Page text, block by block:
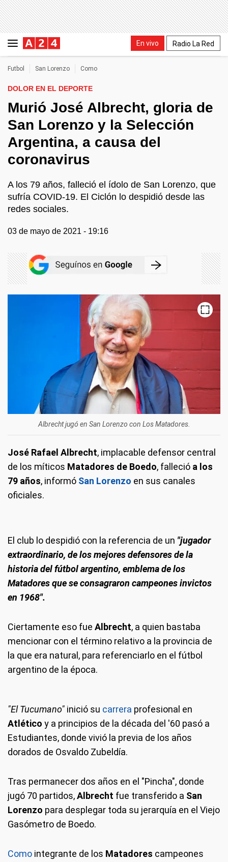
En vivo Radio La Red
Futbol San Lorenzo Como
DOLOR EN EL DEPORTE
Murió José Albrecht, gloria de
San Lorenzo y la Selección
Argentina, a causa del
coronavirus
A los 79 años, falleció el ídolo de San Lorenzo, que
sufría COVID-19. El Ciclón lo despidió desde las
redes sociales.
03 de mayo de 2021 - 19:16
Albrecht jugó en San Lorenzo con Los Matadores.
José Rafael Albrecht, implacable defensor central
de los míticos Matadores de Boedo, falleció a los
79 años, informó San Lorenzo en sus canales
oficiales.
El club lo despidió con la referencia de un "jugador
extraordinario, de los mejores defensores de la
historia del fútbol argentino, emblema de los
Matadores que se consagraron campeones invictos
en 1968".
Ciertamente eso fue Albrecht, a quien bastaba
mencionar con el término relativo a la provincia de
la que era natural, para referenciarlo en el fútbol
argentino de la época.
"El Tucumano" inició su carrera profesional en
Atlético y a principios de la década del '60 pasó a
Estudiantes, donde vivió la previa de los años
dorados de Osvaldo Zubeldía.
Tras permanecer dos años en el "Pincha", donde
jugó 70 partidos,Albrecht fue transferido a San
Lorenzo para desplegar toda su jerarquía en el Viejo
Gasómetro de Boedo.
Como integrante de los Matadores campeones